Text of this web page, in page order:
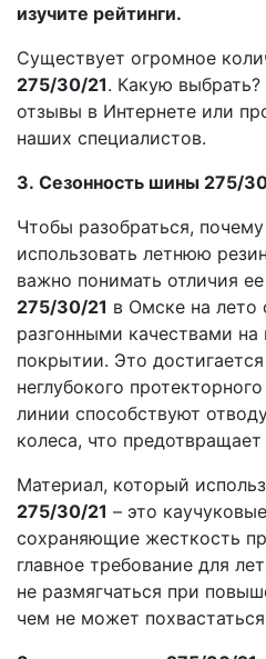
изучите рейтинги.
Существует огромное
275/30/21. Какую
отзывы в Интернете или
наших специалистов.
3. Сезонность шины 275/
Чтобы разобраться,
использовать летнюю
важно понимать отличия
275/30/21 в Омске на
разгонными качествами на
покрытии. Это
неглубокого
линии способствуют
колеса, что
Материал, который
275/30/21 – это
сохраняющие жесткость
главное требование для
не размягчаться при
чем не может